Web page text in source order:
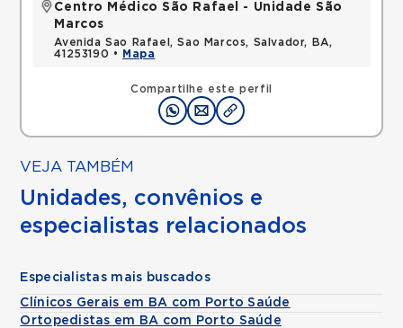
Compartilhe este perfil
Centro Médico São Rafael - Unidade São
Marcos
Avenida Sao Rafael, Sao Marcos, Salvador, BA,
41253190 •
Mapa
VEJA TAMBÉM
Unidades, convênios e
especialistas relacionados
Especialistas mais buscados
Clínicos Gerais em BA com Porto Saúde
Ortopedistas em BA com Porto Saúde